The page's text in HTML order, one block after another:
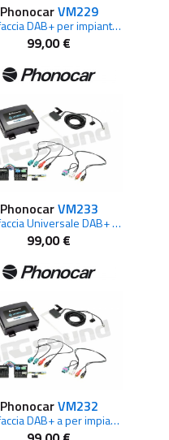
PhonocarVM229
interfaccia DAB+ per impianti di serie AUDI
99,00 €
PhonocarVM233
interfaccia Universale DAB+ per impianti di serie MERCEDES Vito
99,00 €
PhonocarVM232
interfaccia DAB+ a per impianti di serie FORD Sync 2 / Sync 3